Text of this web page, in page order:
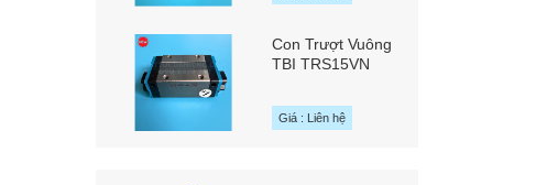
Con Trượt Vuông
TBI TRS15VN
MOTION Đài Loan
Giá : Liên hệ